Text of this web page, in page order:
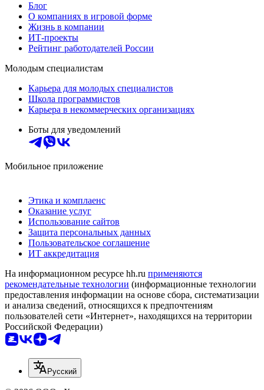
Блог
О компаниях в игровой форме
Жизнь в компании
ИТ-проекты
Рейтинг работодателей России
Молодым специалистам
Карьера для молодых специалистов
Школа программистов
Карьера в некоммерческих организациях
Боты для уведомлений
Мобильное приложение
Этика и комплаенс
Оказание услуг
Использование сайтов
Защита персональных данных
Пользовательское соглашение
ИТ аккредитация
На информационном ресурсе hh.ru применяются
рекомендательные технологии (информационные технологии
предоставления информации на основе сбора, систематизации
и анализа сведений, относящихся к предпочтениям
пользователей сети «Интернет», находящихся на территории
Российской Федерации)
Русский